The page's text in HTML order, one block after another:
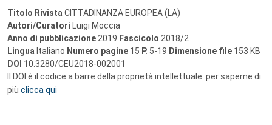
Titolo Rivista CITTADINANZA EUROPEA (LA)
Autori/Curatori Luigi Moccia
Anno di pubblicazione 2019 Fascicolo 2018/2
Lingua Italiano Numero pagine 15 P. 5-19 Dimensione file 153 KB
DOI 10.3280/CEU2018-002001
Il DOI è il codice a barre della proprietà intellettuale: per saperne di
più clicca qui